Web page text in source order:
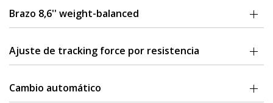
con un sonido equilibrado y repleto de detalles.
Brazo 8,6'' weight-balanced
ajustados
Ajuste de tracking force por resistencia
Cambio automático